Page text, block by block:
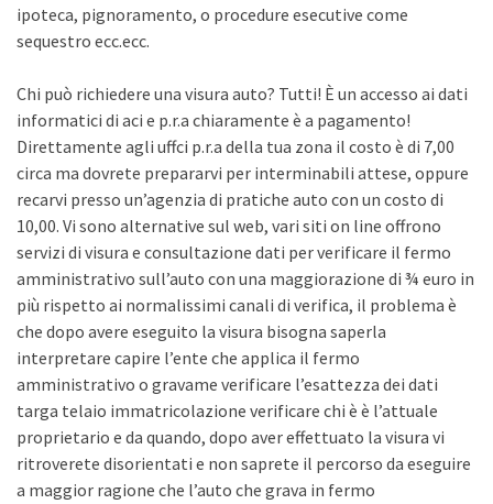
ipoteca, pignoramento, o procedure esecutive come
sequestro ecc.ecc.
Chi può richiedere una visura auto? Tutti! È un accesso ai dati
informatici di aci e p.r.a chiaramente è a pagamento!
Direttamente agli uffci p.r.a della tua zona il costo è di 7,00
circa ma dovrete prepararvi per interminabili attese, oppure
recarvi presso un’agenzia di pratiche auto con un costo di
10,00. Vi sono alternative sul web, vari siti on line offrono
servizi di visura e consultazione dati per verificare il fermo
amministrativo sull’auto con una maggiorazione di ¾ euro in
più rispetto ai normalissimi canali di verifica, il problema è
che dopo avere eseguito la visura bisogna saperla
interpretare capire l’ente che applica il fermo
amministrativo o gravame verificare l’esattezza dei dati
targa telaio immatricolazione verificare chi è è l’attuale
proprietario e da quando, dopo aver effettuato la visura vi
ritroverete disorientati e non saprete il percorso da eseguire
a maggior ragione che l’auto che grava in fermo